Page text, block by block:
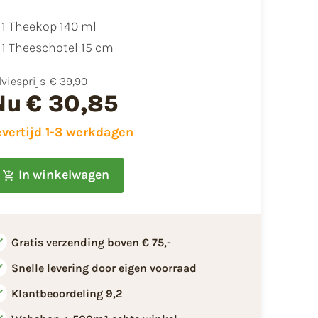
1 Theekop 140 ml
1 Theeschotel 15 cm
€ 39,90
€ 30,85
1-3 werkdagen
In winkelwagen
Gratis verzending boven € 75,-
Snelle levering door eigen voorraad
Klantbeoordeling 9,2